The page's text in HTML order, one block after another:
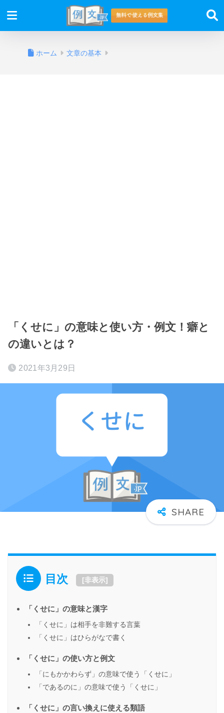
ホーム 文章の基本
「くせに」の意味と使い方・例文！癖と
の違いとは？
2021年3月29日
目次 [非表示]
「くせに」の意味と漢字
「くせに」は相手を非難する言葉
「くせに」はひらがなで書く
「くせに」の使い方と例文
「にもかかわらず」の意味で使う「くせに」
「であるのに」の意味で使う「くせに」
「くせに」の言い換えに使える類語